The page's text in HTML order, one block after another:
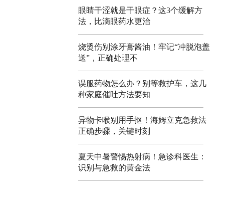
眼睛干涩就是干眼症？这3个缓解方
法，比滴眼药水更治
烧烫伤别涂牙膏酱油！牢记“冲脱泡盖
送”，正确处理不
误服药物怎么办？别等救护车，这几
种家庭催吐方法要知
异物卡喉别用手抠！海姆立克急救法
正确步骤，关键时刻
夏天中暑警惕热射病！急诊科医生：
识别与急救的黄金法